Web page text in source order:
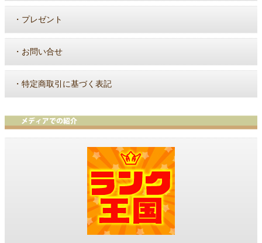
・ プレゼント
・ お問い合せ
・ 特定商取引に基づく表記